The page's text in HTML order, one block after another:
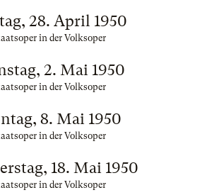
28. April 1950
in der Volksoper
2. Mai 1950
in der Volksoper
8. Mai 1950
in der Volksoper
18. Mai 1950
in der Volksoper